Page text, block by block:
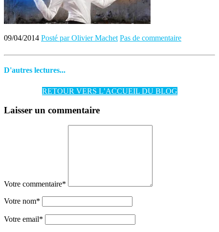
09/04/2014 Posté par Olivier Machet Pas de commentaire
D'autres lectures...
RETOUR VERS L’ACCUEIL DU BLOG
Laisser un commentaire
Votre commentaire*
Votre nom*
Votre email*